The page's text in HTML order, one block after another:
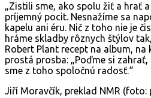
„Zistili sme, ako spolu žiť a hrať
príjemný pocit. Nesnažíme sa
kapelu ani éru. Nič z toho nie je
hráme skladby rôznych štýlov
Robert Plant recept na album,
prostá prosba: „Poďme si
sme z toho spoločnú radosť.“
Jiří Moravčík, preklad NMR (foto: